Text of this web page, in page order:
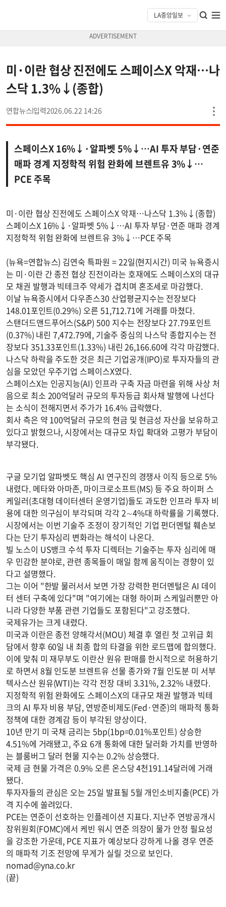
미·이란 협상 진전에도 스페이스X 악재…나
스닥 1.3%↓(종합)
연합뉴스 2026.06.22 14:26
스페이스X 16%↓·알파벳 5%↓…AI 투자 부담·연준
매파 경계 지정학적 위험 완화에 브렌트유 3%↓…
PCE 주목
미·이란 협상 진전에도 스페이스X 악재…나스닥 1.3%↓(종합)
스페이스X 16%↓·알파벳 5%↓…AI 투자 부담·연준 매파 경계
지정학적 위험 완화에 브렌트유 3%↓…PCE 주목
(뉴욕=연합뉴스) 김연숙 특파원 = 22일(현지시간) 미국 뉴욕증시
는 미·이란 간 종전 협상 진전이라는 호재에도 스페이스X의 대규
모 채권 발행과 빅테크주 약세가 겹치며 혼조세로 마감했다.
이날 뉴욕증시에서 다우존스30 산업평균지수는 전장보다
148.01포인트(0.29%) 오른 51,712.71에 거래를 마쳤다.
스탠더드앤드푸어스(S&P) 500 지수는 전장보다 27.79포인트
(0.37%) 내린 7,472.79에, 기술주 중심의 나스닥 종합지수는 전
장보다 351.33포인트(1.33%) 내린 26,166.60에 각각 마감했다.
나스닥 하락을 주도한 것은 최근 기업공개(IPO)로 투자자들의 관
심을 모았던 우주기업 스페이스X였다.
스페이스X는 인공지능(AI) 인프라 구축 자금 마련을 위해 사상 처
음으로 최소 200억달러 규모의 투자등급 회사채 발행에 나선다
는 소식이 전해지면서 주가가 16.4% 급락했다.
회사 측은 약 100억달러 규모의 현금 및 현금성 자산을 보유하고
있다고 밝혔으나, 시장에서는 대규모 차입 확대와 고평가 부담이
부각됐다.
구글 모기업 알파벳도 핵심 AI 연구진의 경쟁사 이직 등으로 5%
내렸다. 메타와 아마존, 마이크로소프트(MS) 등 주요 하이퍼 스
케일러(초대형 데이터센터 운영기업)들도 과도한 인프라 투자 비
용에 대한 의구심이 부각되며 각각 2∼4%대 하락률을 기록했다.
시장에서는 이번 기술주 조정이 장기적인 기업 펀더멘털 훼손보
다는 단기 투자심리 변화라는 해석이 나온다.
빌 노스이 US뱅크 수석 투자 디렉터는 기술주는 투자 심리에 매
우 민감한 분야로, 관련 종목들이 매일 함께 움직이는 경향이 있
다고 설명했다.
그는 이어 "한발 물러서서 보면 가장 강력한 펀더멘털은 AI 데이
터 센터 구축에 있다"며 "여기에는 대형 하이퍼 스케일러뿐만 아
니라 다양한 부품 관련 기업들도 포함된다"고 강조했다.
국제유가는 크게 내렸다.
미국과 이란은 종전 양해각서(MOU) 체결 후 열린 첫 고위급 회
담에서 향후 60일 내 최종 합의 타결을 위한 로드맵에 합의했다.
이에 맞춰 미 재무부도 이란산 원유 판매를 한시적으로 허용하기
로 하면서 8월 인도분 브렌트유 선물 종가와 7월 인도분 미 서부
텍사스산 원유(WTI)는 각각 전장 대비 3.31%, 2.32% 내렸다.
지정학적 위험 완화에도 스페이스X의 대규모 채권 발행과 빅테
크의 AI 투자 비용 부담, 연방준비제도(Fed·연준)의 매파적 통화
정책에 대한 경계감 등이 부각된 양상이다.
10년 만기 미 국채 금리는 5bp(1bp=0.01%포인트) 상승한
4.51%에 거래됐고, 주요 6개 통화에 대한 달러화 가치를 반영하
는 블룸버그 달러 현물 지수는 0.2% 상승했다.
국제 금 현물 가격은 0.9% 오른 온스당 4천191.14달러에 거래
됐다.
투자자들의 관심은 오는 25일 발표될 5월 개인소비지출(PCE) 가
격 지수에 쏠려있다.
PCE는 연준이 선호하는 인플레이션 지표다. 지난주 연방공개시
장위원회(FOMC)에서 케빈 워시 연준 의장이 물가 안정 필요성
을 강조한 가운데, PCE 지표가 예상보다 강하게 나올 경우 연준
의 매파적 기조 전망에 무게가 실릴 것으로 보인다.
nomad@yna.co.kr
(끝)